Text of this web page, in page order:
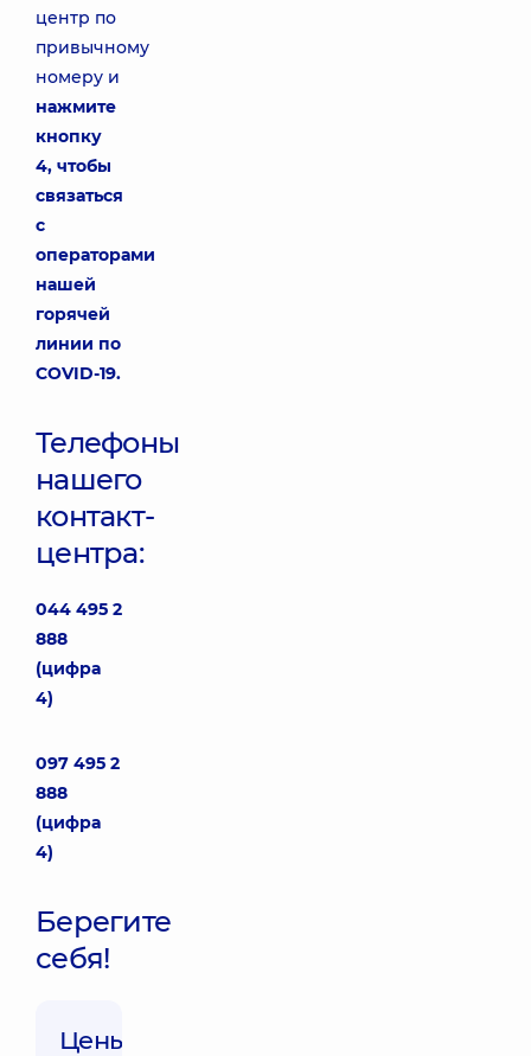
центр по
привычному
номеру и
нажмите
кнопку
4, чтобы
связаться
с
операторами
нашей
горячей
линии по
COVID-19.
Телефоны
нашего
контакт-
центра:
044 495 2
888
(цифра
4)
097 495 2
888
(цифра
4)
Берегите
себя!
Цены